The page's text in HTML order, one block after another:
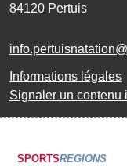
84120 Pertuis
Informations légales
Signaler un contenu
SPORTSREGIONS